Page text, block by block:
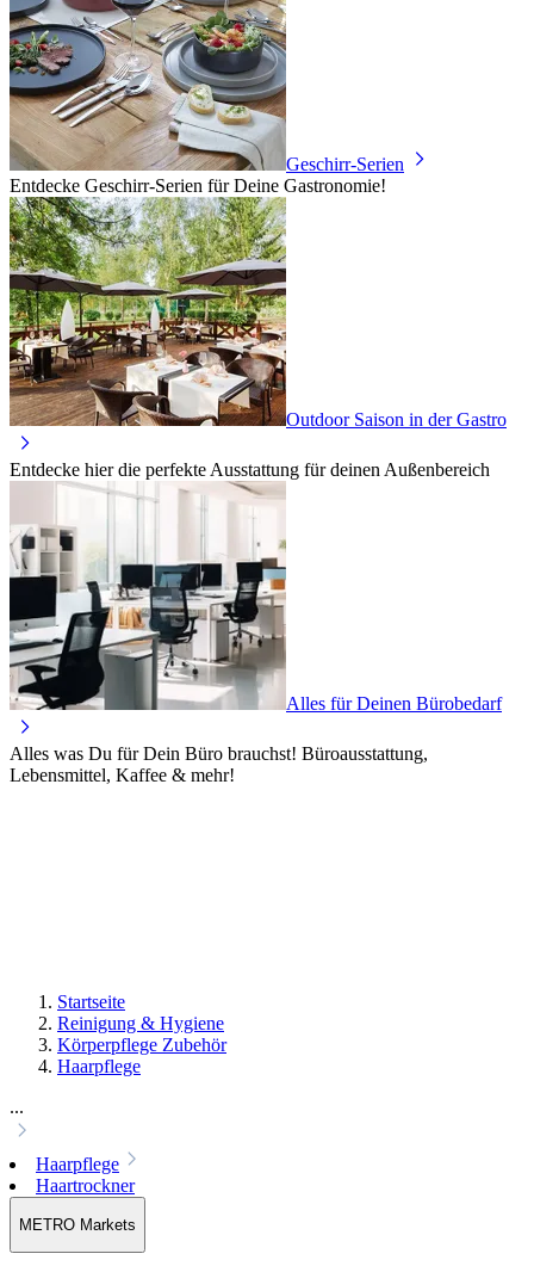
Geschirr-Serien
Entdecke Geschirr-Serien für Deine Gastronomie!
Outdoor Saison in der Gastro
Entdecke hier die perfekte Ausstattung für deinen Außenbereich
Alles für Deinen Bürobedarf
Alles was Du für Dein Büro brauchst! Büroausstattung,
Lebensmittel, Kaffee & mehr!
Startseite
Reinigung & Hygiene
Körperpflege Zubehör
Haarpflege
...
Haarpflege
Haartrockner
METRO Markets